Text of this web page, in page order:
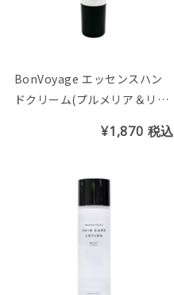
BonVoyage エッセンスハン
ドクリーム(プルメリア＆リリ
¥1,870 税込